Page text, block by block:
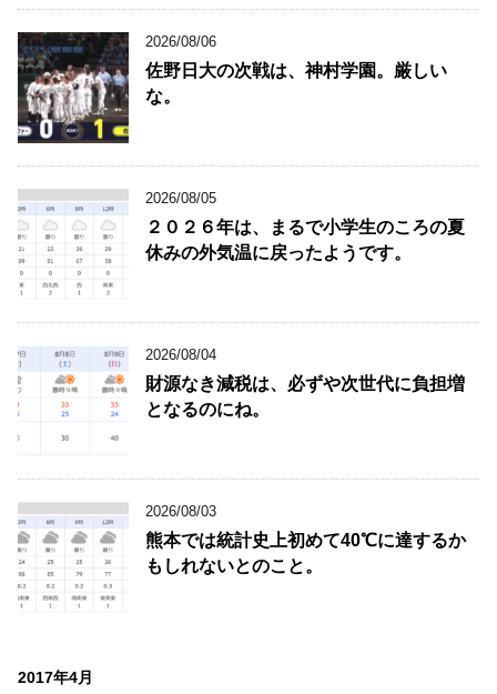
2026/08/06
佐野日大の次戦は、神村学園。厳しい
な。
2026/08/05
２０２６年は、まるで小学生のころの夏
休みの外気温に戻ったようです。
2026/08/04
財源なき減税は、必ずや次世代に負担増
となるのにね。
2026/08/03
熊本では統計史上初めて40℃に達するか
もしれないとのこと。
2017年4月